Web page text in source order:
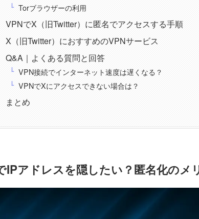
Torブラウザーの利用
VPNでX（旧Twitter）に匿名でアクセスする手順
X（旧Twitter）におすすめのVPNサービス
Q&A｜よくある質問と回答
VPN接続でインターネット速度は遅くなる？
VPNでXにアクセスできない場合は？
まとめ
IPアドレスを隠したい？匿名化のメ